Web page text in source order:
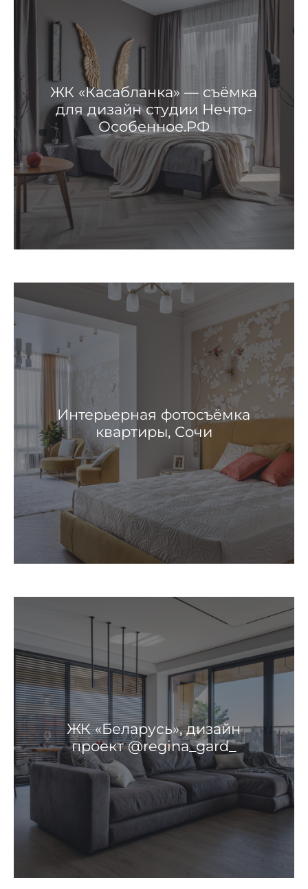
ЖК «Касабланка» — съёмка
для дизайн студии Нечто-
Особенное.РФ
Интерьерная фотосъёмка
квартиры, Сочи
ЖК «Беларусь», дизайн
проект @regina_gard_